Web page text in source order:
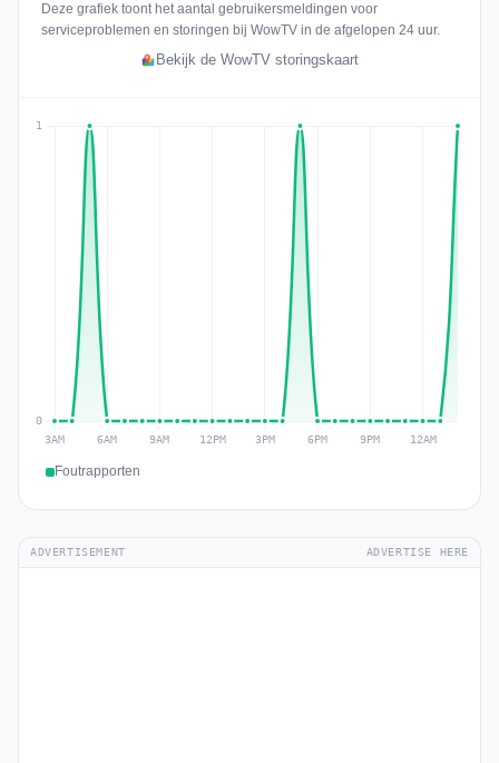
Deze grafiek toont het aantal gebruikersmeldingen voor
serviceproblemen en storingen bij WowTV in de afgelopen 24 uur.
Bekijk de WowTV storingskaart
Foutrapporten
ADVERTISEMENT ADVERTISE HERE